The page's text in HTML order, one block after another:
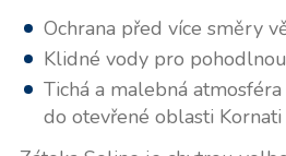
Ochrana před více směry
Klidné vody pro
Tichá a malebná
do otevřené oblasti Kornati